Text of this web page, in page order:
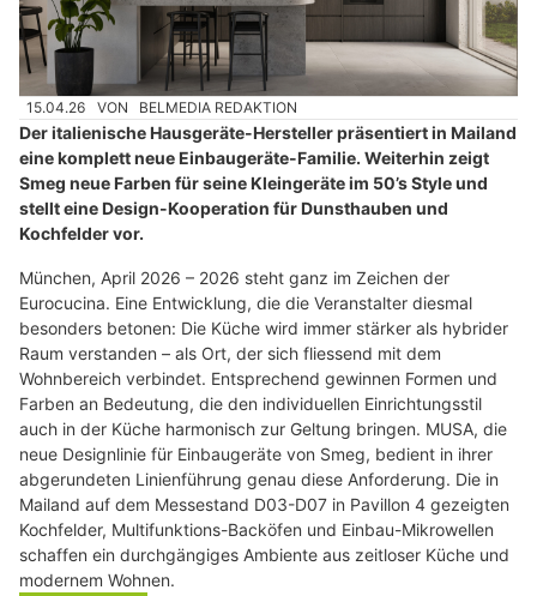
15.04.26 VON BELMEDIA REDAKTION
Der italienische Hausgeräte-Hersteller präsentiert in Mailand
eine komplett neue Einbaugeräte-Familie. Weiterhin zeigt
Smeg neue Farben für seine Kleingeräte im 50’s Style und
stellt eine Design-Kooperation für Dunsthauben und
Kochfelder vor.
München, April 2026 – 2026 steht ganz im Zeichen der
Eurocucina. Eine Entwicklung, die die Veranstalter diesmal
besonders betonen: Die Küche wird immer stärker als hybrider
Raum verstanden – als Ort, der sich fliessend mit dem
Wohnbereich verbindet. Entsprechend gewinnen Formen und
Farben an Bedeutung, die den individuellen Einrichtungsstil
auch in der Küche harmonisch zur Geltung bringen. MUSA, die
neue Designlinie für Einbaugeräte von Smeg, bedient in ihrer
abgerundeten Linienführung genau diese Anforderung. Die in
Mailand auf dem Messestand D03-D07 in Pavillon 4 gezeigten
Kochfelder, Multifunktions-Backöfen und Einbau-Mikrowellen
schaffen ein durchgängiges Ambiente aus zeitloser Küche und
modernem Wohnen.